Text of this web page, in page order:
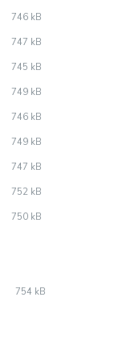
File
pdf
File
746 kB
File
pdf
File
747 kB
File
pdf
File
745 kB
File
pdf
File
749 kB
File
pdf
File
746 kB
File
pdf
File
749 kB
File
pdf
File
747 kB
File
pdf
File
752 kB
File
pdf
File
750 kB
File
pdf
File
754 kB